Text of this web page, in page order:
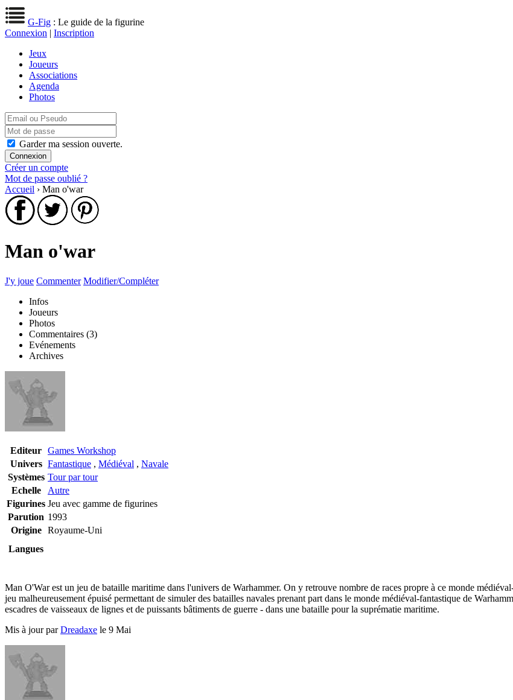
G-Fig : Le guide de la figurine
Connexion | Inscription
Jeux
Joueurs
Associations
Agenda
Photos
Garder ma session ouverte.
Créer un compte
Mot de passe oublié ?
Accueil › Man o'war
Man o'war
J'y joue Commenter Modifier/Compléter
Infos
Joueurs
Photos
Commentaires (3)
Evénements
Archives
Editeur Games Workshop
Univers Fantastique , Médiéval , Navale
Systèmes Tour par tour
Echelle
Autre
Figurines Jeu avec gamme de figurines
Parution 1993
Origine
Royaume-Uni
Langues
Man O'War est un jeu de bataille maritime dans l'univers de Warhammer. On y retrouve nombre de races propre à ce monde
jeu malheureusement épuisé permettant de simuler des batailles navales prenant part dans le monde médiéval-fantastique de
escadres de vaisseaux de lignes et de puissants bâtiments de guerre - dans une bataille pour la suprématie maritime.
Mis à jour parDreadaxe le 9 Mai